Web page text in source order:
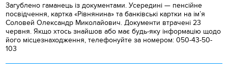
Загублено гаманець із документами. Усередині — пенсійне
посвідчення, картка «Рівнянина» та банківські картки на ім’я
Соловей Олександр Миколайович. Документи втрачені 23
червня. Якщо хтось знайшов або має будь-яку інформацію щодо
його місцезнаходження, телефонуйте за номером: 050-43-50-
103